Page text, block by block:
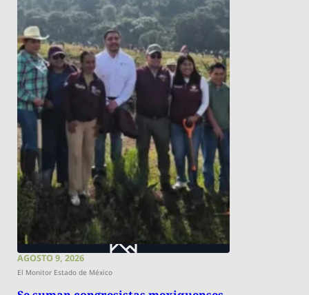
AGOSTO 9, 2026
El Monitor Estado de México